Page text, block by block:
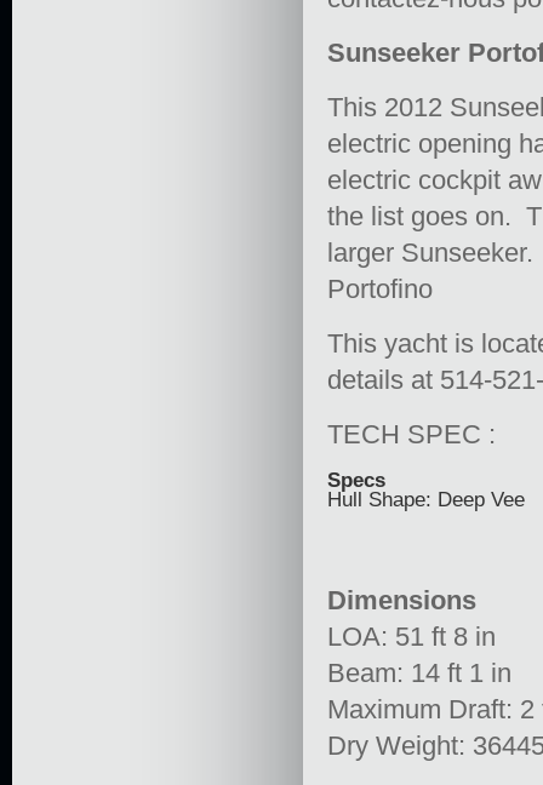
Sunseeker
This 2012
electric opening
electric cockpit
the list goes on.
larger
Portofino
This yacht is
details at 514-
TECH SPEC :
Specs
Hull Shape: Deep Vee
Dimensions
LOA: 51 ft 8 in
Beam: 14 ft 1 in
Maximum Draft: 2
Dry Weight: